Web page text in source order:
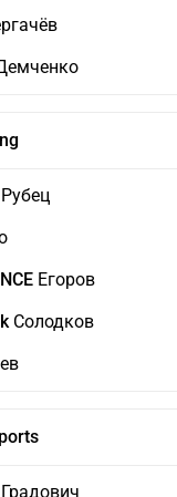
Рубец
Егоров
Солодков
Градович